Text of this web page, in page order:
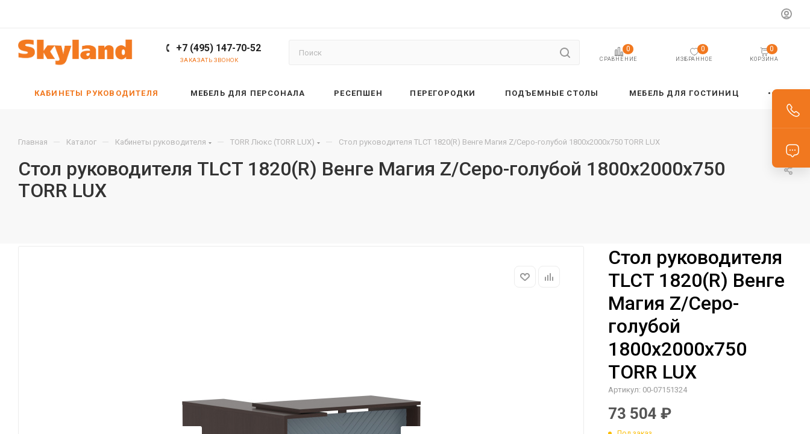
+7 (495) 147-70-52
ЗАКАЗАТЬ ЗВОНОК СРАВНЕНИЕ
0
ИЗБРАННОЕ
0
КОРЗИНА
0
КАБИНЕТЫ РУКОВОДИТЕЛЯ МЕБЕЛЬ ДЛЯ ПЕРСОНАЛА РЕСЕПШЕН ПЕРЕГОРОДКИ ПОДЪЕМНЫЕ СТОЛЫ МЕБЕЛЬ ДЛЯ ГОСТИНИЦ
Главная — Каталог — Кабинеты руководителя — TORR Люкс (TORR LUX) — Стол руководителя TLCT 1820(R) Венге Магия Z/Серо-голубой 1800х2000х750 TORR LUX
Стол руководителя TLCT 1820(R) Венге Магия Z/Серо-голубой 1800х2000х750
TORR LUX
Стол руководителя
TLCT 1820(R) Венге
Магия Z/Серо-
голубой
1800х2000х750
TORR LUX
Артикул: 00-07151324
73 504 ₽